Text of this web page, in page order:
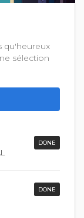
qu'heureux
sélection
DONE
DONE